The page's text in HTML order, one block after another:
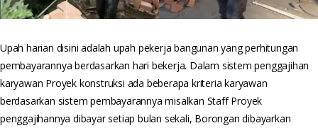
Upah harian disini adalah upah pekerja bangunan yang perhitungan
pembayarannya berdasarkan hari bekerja. Dalam sistem penggajihan
karyawan Proyek konstruksi ada beberapa kriteria karyawan
berdasarkan sistem pembayarannya misalkan Staff Proyek
penggajihannya dibayar setiap bulan sekali, Borongan dibayarkan